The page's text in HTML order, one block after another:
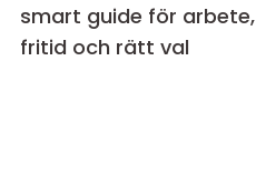
smart guide för arbete,
fritid och rätt val